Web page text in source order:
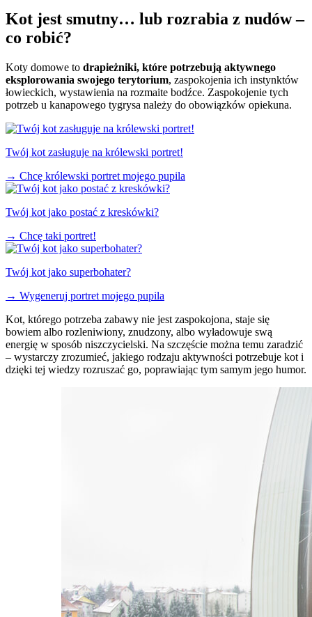
Kot jest smutny… lub rozrabia z nudów –
co robić?
Koty domowe to drapieżniki, które potrzebują aktywnego
eksplorowania swojego terytorium, zaspokojenia ich instynktów
łowieckich, wystawienia na rozmaite bodźce. Zaspokojenie tych
potrzeb u kanapowego tygrysa należy do obowiązków opiekuna.
Twój kot zasługuje na królewski portret!
→ Chcę królewski portret mojego pupila
Twój kot jako postać z kreskówki?
→ Chcę taki portret!
Twój kot jako superbohater?
→ Wygeneruj portret mojego pupila
Kot, którego potrzeba zabawy nie jest zaspokojona, staje się
bowiem albo rozleniwiony, znudzony, albo wyładowuje swą
energię w sposób niszczycielski. Na szczęście można temu zaradzić
– wystarczy zrozumieć, jakiego rodzaju aktywności potrzebuje kot i
dzięki tej wiedzy rozruszać go, poprawiając tym samym jego humor.